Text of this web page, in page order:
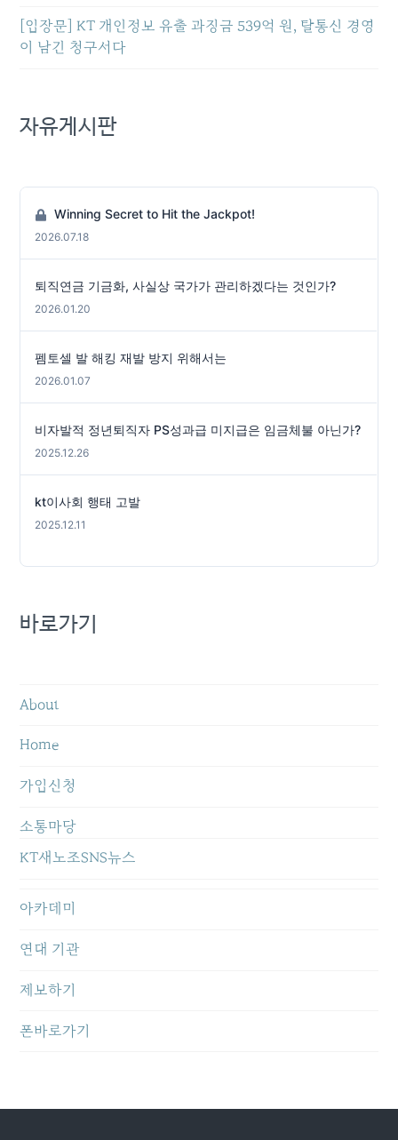
[입장문] KT 개인정보 유출 과징금 539억 원, 탈통신 경영
이 남긴 청구서다
자유게시판
Winning Secret to Hit the Jackpot!
2026.07.18
퇴직연금 기금화, 사실상 국가가 관리하겠다는 것인가?
2026.01.20
펨토셀 발 해킹 재발 방지 위해서는
2026.01.07
비자발적 정년퇴직자 PS성과급 미지급은 임금체불 아닌가?
2025.12.26
kt이사회 행태 고발
2025.12.11
바로가기
About
Home
가입신청
소통마당
KT새노조SNS뉴스
아카데미
연대 기관
제보하기
폰바로가기